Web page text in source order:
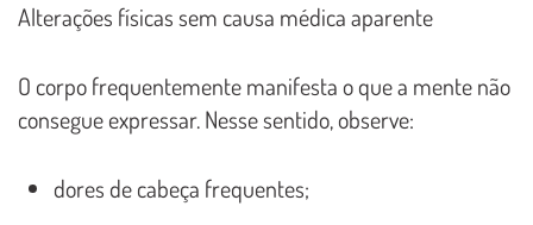
Alterações físicas sem causa médica aparente
O corpo frequentemente manifesta o que a mente não
consegue expressar. Nesse sentido, observe:
dores de cabeça frequentes;